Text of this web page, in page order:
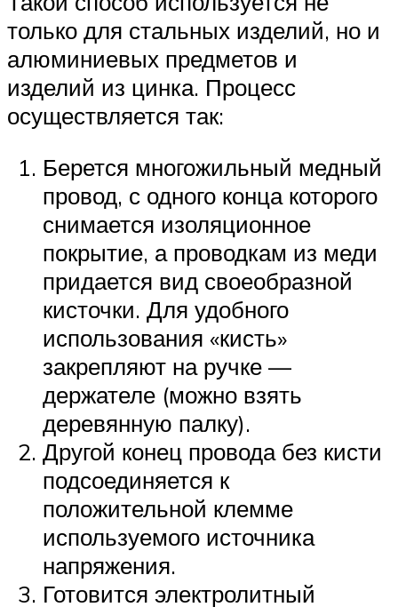
только для стальных изделий, но и
алюминиевых предметов и
изделий из цинка. Процесс
осуществляется так:
Берется многожильный медный
провод, с одного конца которого
снимается изоляционное
покрытие, а проводкам из меди
придается вид своеобразной
кисточки. Для удобного
использования «кисть»
закрепляют на ручке —
держателе (можно взять
деревянную палку).
Другой конец провода без кисти
подсоединяется к
положительной клемме
используемого источника
напряжения.
Готовится электролитный